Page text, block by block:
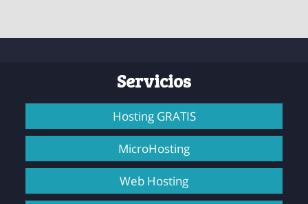
Servicios
Hosting GRATIS
MicroHosting
Web Hosting